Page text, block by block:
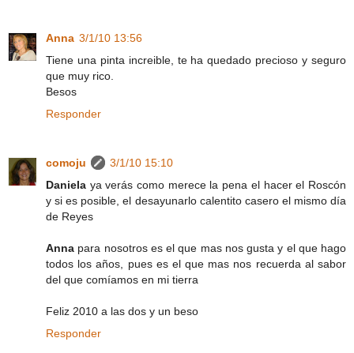
Anna 3/1/10 13:56
Tiene una pinta increible, te ha quedado precioso y seguro
que muy rico.
Besos
Responder
comoju
3/1/10 15:10
Daniela ya verás como merece la pena el hacer el Roscón
y si es posible, el desayunarlo calentito casero el mismo día
de Reyes
Anna para nosotros es el que mas nos gusta y el que hago
todos los años, pues es el que mas nos recuerda al sabor
del que comíamos en mi tierra
Feliz 2010 a las dos y un beso
Responder